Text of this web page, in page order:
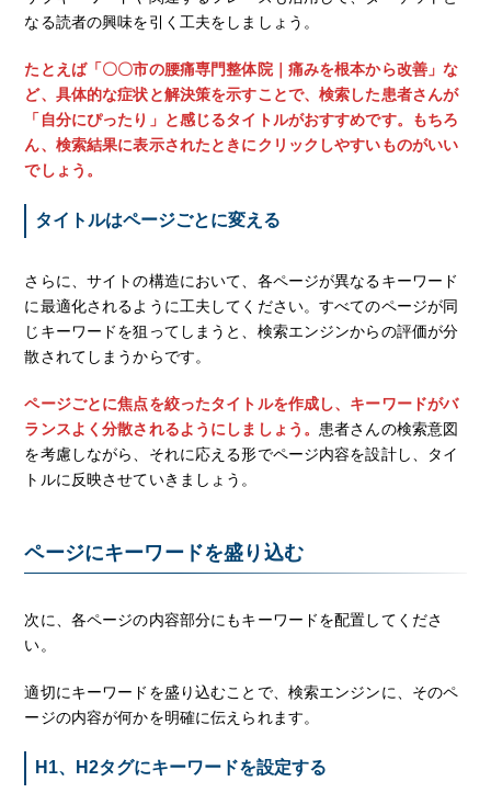
なる読者の興味を引く工夫をしましょう。
たとえば「〇〇市の腰痛専門整体院｜痛みを根本から改善」な
ど、具体的な症状と解決策を示すことで、検索した患者さんが
「自分にぴったり」と感じるタイトルがおすすめです。もちろ
ん、検索結果に表示されたときにクリックしやすいものがいい
でしょう。
タイトルはページごとに変える
さらに、サイトの構造において、各ページが異なるキーワード
に最適化されるように工夫してください。すべてのページが同
じキーワードを狙ってしまうと、検索エンジンからの評価が分
散されてしまうからです。
ページごとに焦点を絞ったタイトルを作成し、キーワードがバ
ランスよく分散されるようにしましょう。 患者さんの検索意図
を考慮しながら、それに応える形でページ内容を設計し、タイ
トルに反映させていきましょう。
ページにキーワードを盛り込む
次に、各ページの内容部分にもキーワードを配置してくださ
い。
適切にキーワードを盛り込むことで、検索エンジンに、そのペ
ージの内容が何かを明確に伝えられます。
H1、H2タグにキーワードを設定する